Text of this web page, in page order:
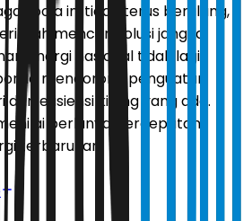
pola ini tidak terus berulang,
mencari solusi jangka
energi nasional tidak lagi
Ia mendorong penguatan
efisiensi kilang yang ada.
perlunya percepatan
terbarukan.